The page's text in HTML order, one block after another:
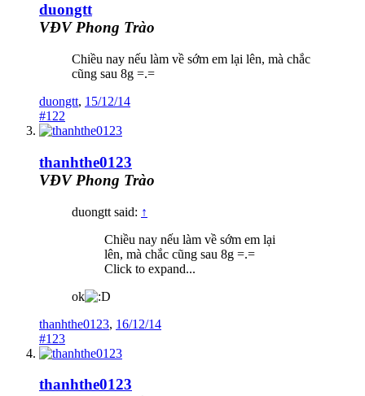
duongtt
VĐV Phong Trào
Chiều nay nếu làm về sớm em lại lên, mà chắc
cũng sau 8g =.=
duongtt, 15/12/14
#122
thanhthe0123
VĐV Phong Trào
duongtt said: ↑
Chiều nay nếu làm về sớm em lại
lên, mà chắc cũng sau 8g =.=
Click to expand...
ok
thanhthe0123, 16/12/14
#123
thanhthe0123